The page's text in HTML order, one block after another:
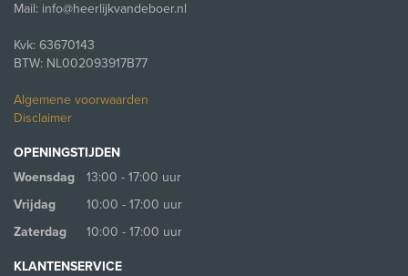
Mail: info@heerlijkvandeboer.nl
Kvk: 63670143
BTW: NL002093917B77
Algemene voorwaarden
Disclaimer
OPENINGSTIJDEN
Woensdag
13:00 - 17:00 uur
Vrijdag
10:00 - 17:00 uur
Zaterdag
10:00 - 17:00 uur
KLANTENSERVICE